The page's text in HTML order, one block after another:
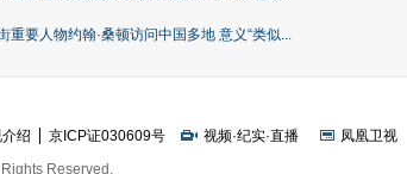
重要人物约翰·桑顿访问中国多地 意义“类似...
绍 京ICP证030609号 视频·纪实·直播
凤凰卫视
Reserved.